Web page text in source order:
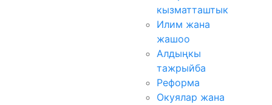
кызматташтык
Илим жана
жашоо
Алдыңкы
тажрыйба
Реформа
Окуялар жана